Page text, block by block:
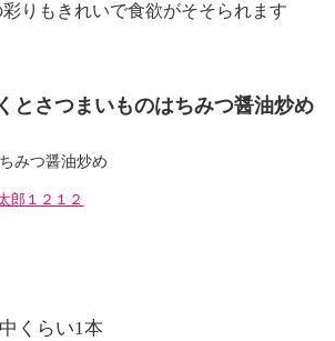
りもきれいで食欲がそそられます
とさつまいものはちみつ醤油炒め
郎１２１２
くらい1本